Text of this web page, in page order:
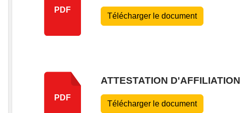
PDF
Télécharger le document
PDF
ATTESTATION D'AFFILIATION
Télécharger le document